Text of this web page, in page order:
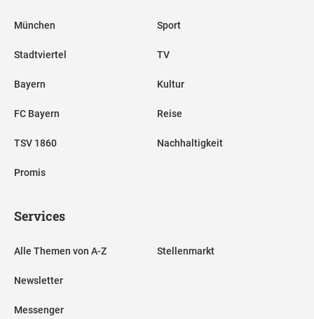
München
Stadtviertel
Bayern
FC Bayern
TSV 1860
Promis
Sport
TV
Kultur
Reise
Nachhaltigkeit
Services
Alle Themen von A-Z
Newsletter
Messenger
Stellenmarkt